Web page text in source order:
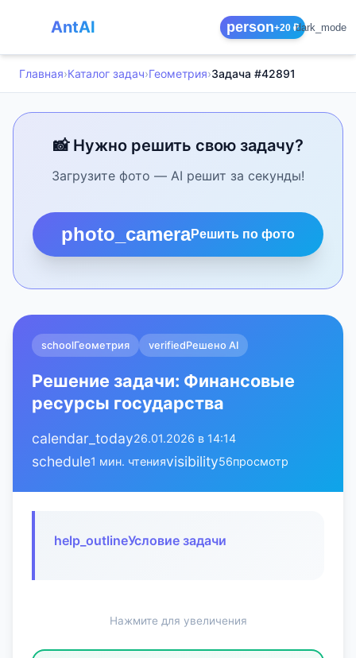
AntAI person+20 ₽dark_mode
Главная›Каталог задач›Геометрия›Задача #42891
📸 Нужно решить свою задачу?
Загрузите фото — AI решит за секунды!
photo_cameraРешить по фото
schoolГеометрия verifiedРешено AI
Решение задачи: Финансовые
ресурсы государства
calendar_today26.01.2026 в 14:14
schedule1 мин. чтенияvisibility56просмотр
help_outlineУсловие задачи
Нажмите для увеличения